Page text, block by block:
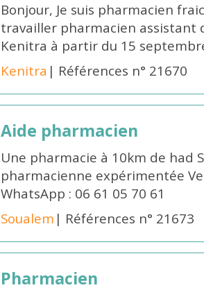
Bonjour, Je suis pharmacien
travailler pharmacien assistant
Kenitra à partir du 15
Kenitra | Références n° 21670
Aide pharmacien
Une pharmacie à 10km de had
pharmacienne expérimentée
WhatsApp : 06 61 05 70 61
Soualem | Références n° 21673
Pharmacien